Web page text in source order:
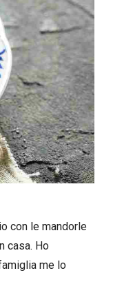
con le mandorle
casa. Ho
me lo